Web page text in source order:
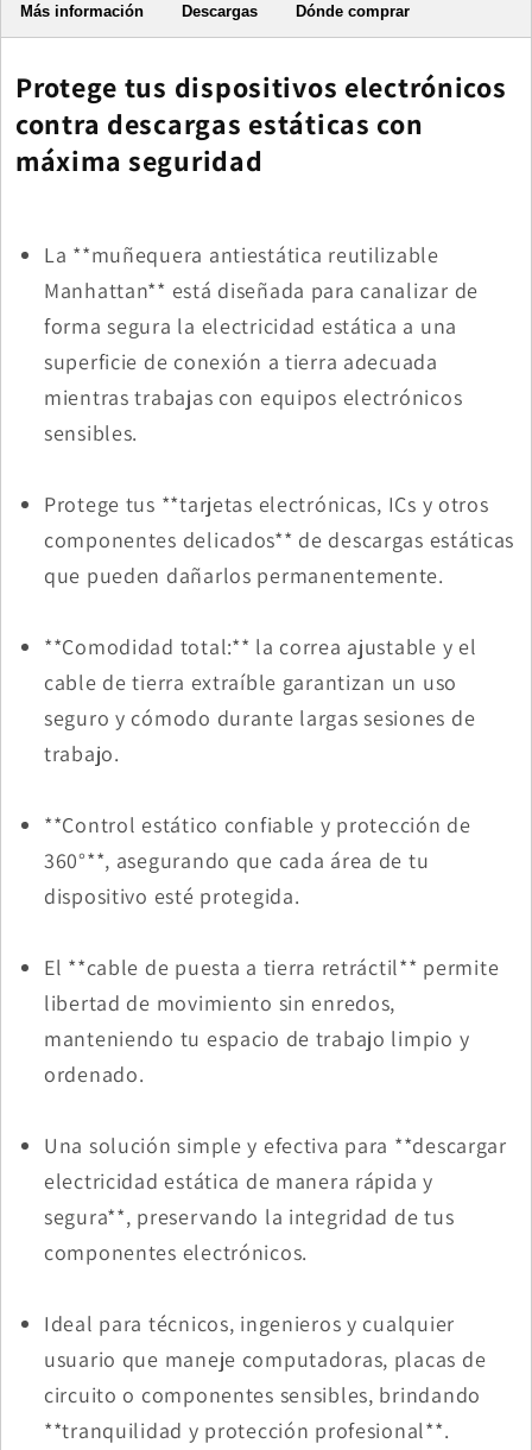
Más información Descargas Dónde comprar
Protege tus dispositivos electrónicos
contra descargas estáticas con
máxima seguridad
La **muñequera antiestática reutilizable
Manhattan** está diseñada para canalizar de
forma segura la electricidad estática a una
superficie de conexión a tierra adecuada
mientras trabajas con equipos electrónicos
sensibles.
Protege tus **tarjetas electrónicas, ICs y otros
componentes delicados** de descargas estáticas
que pueden dañarlos permanentemente.
**Comodidad total:** la correa ajustable y el
cable de tierra extraíble garantizan un uso
seguro y cómodo durante largas sesiones de
trabajo.
**Control estático confiable y protección de
360°**, asegurando que cada área de tu
dispositivo esté protegida.
El **cable de puesta a tierra retráctil** permite
libertad de movimiento sin enredos,
manteniendo tu espacio de trabajo limpio y
ordenado.
Una solución simple y efectiva para **descargar
electricidad estática de manera rápida y
segura**, preservando la integridad de tus
componentes electrónicos.
Ideal para técnicos, ingenieros y cualquier
usuario que maneje computadoras, placas de
circuito o componentes sensibles, brindando
**tranquilidad y protección profesional**.